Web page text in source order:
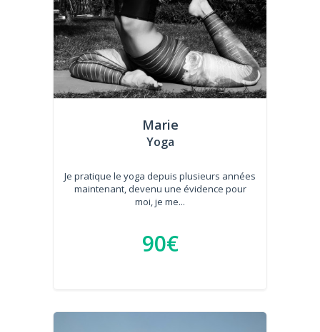
Marie
Yoga
Je pratique le yoga depuis plusieurs années
maintenant, devenu une évidence pour
moi, je me...
90€